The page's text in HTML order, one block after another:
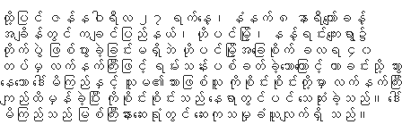
ထို့ပြင် ဇန်နဝါရီလ ၂၇ ရက်နေ့၊ နံနက် ၈ နာရီကျော်ခန့်
အချိန်တွင် ကချင်ပြည်နယ်၊ ဟိုပင်မြို့၊ နန့်ရင်းကျေးရွာ၌
တိုက်ပွဲ ဖြစ်ပွားခဲ့ခြင်းမရှိဘဲ ဟိုပင်မြို့အခြေစိုက် ခလရ ၄၀
တပ်မှ လက်နက်ကြီးဖြင့် ရမ်းသန်းပစ်ခတ်ခဲ့သောကြောင့် ယာခင်းသို့ သွား
နေသော ဒေါ်မိကြည်နှင့် သူမ၏သားဖြစ်သူ ကိုစိုင်းစိုင်းတို့မှာ လက်နက်ကြီး
ကျည်ထိမှန်ခဲ့ပြီး ကိုစိုင်းစိုင်းသည် နေရာတွင်ပင် သေဆုံးခဲ့သည်။ ဒေါ်
မိကြည်သည် မြစ်ကြီးနားဆေးရုံတွင် ဆေးကုသမှုခံယူလျက်ရှိ သည်။